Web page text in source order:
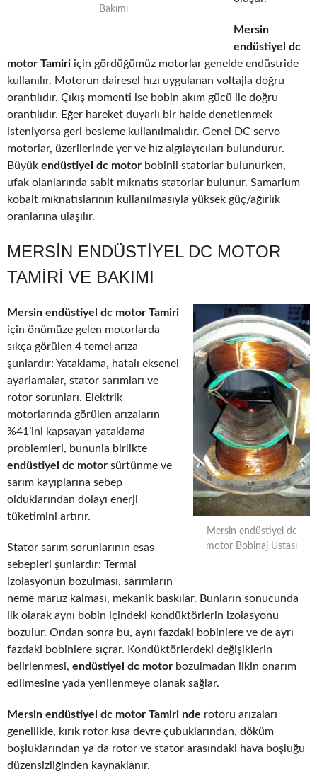
Bakımı
Mersin
endüstiyel dc
motor Tamiri için gördüğümüz motorlar genelde endüstride
kullanılır. Motorun dairesel hızı uygulanan voltajla doğru
orantılıdır. Çıkış momenti ise bobin akım gücü ile doğru
orantılıdır. Eğer hareket duyarlı bir halde denetlenmek
isteniyorsa geri besleme kullanılmalıdır. Genel DC servo
motorlar, üzerilerinde yer ve hız algılayıcıları bulundurur.
Büyük endüstiyel dc motor bobinli statorlar bulunurken,
ufak olanlarında sabit mıknatıs statorlar bulunur. Samarium
kobalt mıknatıslarının kullanılmasıyla yüksek güç/ağırlık
oranlarına ulaşılır.
MERSIN ENDÜSTIYEL DC MOTOR
TAMIRI VE BAKIMI
Mersin endüstiyel dc
motor Bobinaj Ustası
Mersin endüstiyel dc motor Tamiri
için önümüze gelen motorlarda
sıkça görülen 4 temel arıza
şunlardır: Yataklama, hatalı eksenel
ayarlamalar, stator sarımları ve
rotor sorunları. Elektrik
motorlarında görülen arızaların
%41’ini kapsayan yataklama
problemleri, bununla birlikte
endüstiyel dc motor sürtünme ve
sarım kayıplarına sebep
olduklarından dolayı enerji
tüketimini artırır.
Stator sarım sorunlarının esas
sebepleri şunlardır: Termal
izolasyonun bozulması, sarımların
neme maruz kalması, mekanik baskılar. Bunların sonucunda
ilk olarak aynı bobin içindeki kondüktörlerin izolasyonu
bozulur. Ondan sonra bu, aynı fazdaki bobinlere ve de ayrı
fazdaki bobinlere sıçrar. Kondüktörlerdeki değişiklerin
belirlenmesi, endüstiyel dc motor bozulmadan ilkin onarım
edilmesine yada yenilenmeye olanak sağlar.
Mersin endüstiyel dc motor Tamiri nde rotoru arızaları
genellikle, kırık rotor kısa devre çubuklarından, döküm
boşluklarından ya da rotor ve stator arasındaki hava boşluğu
düzensizliğinden kaynaklanır.